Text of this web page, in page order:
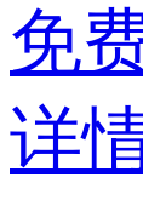
免
详